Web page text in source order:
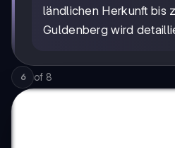
ländlichen Herkunft bis
Guldenberg wird
6 of 8